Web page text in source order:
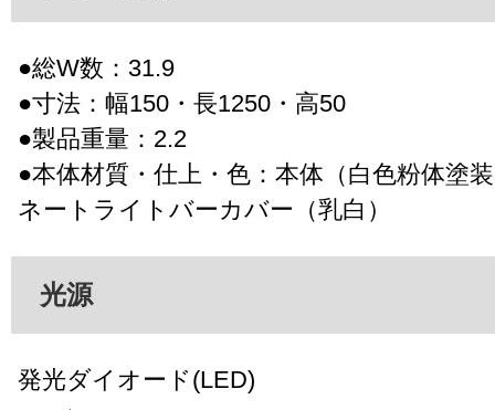
●総W数：31.9
●寸法：幅150・長1250・高50
●製品重量：2.2
●本体材質・仕上・色：本体（白色粉体塗
ネートライトバーカバー（乳白）
光源
発光ダイオード(LED)